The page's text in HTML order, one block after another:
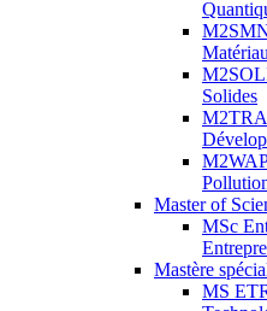
Solides
Master of
MSc
Mastère
MS